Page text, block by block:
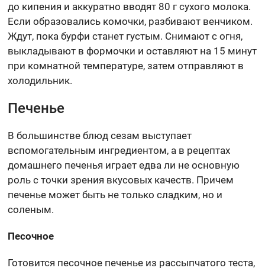
до кипения и аккуратно вводят 80 г сухого молока.
Если образовались комочки, разбивают венчиком.
Ждут, пока бурфи станет густым. Снимают с огня,
выкладывают в формочки и оставляют на 15 минут
при комнатной температуре, затем отправляют в
холодильник.
Печенье
В большинстве блюд сезам выступает
вспомогательным ингредиентом, а в рецептах
домашнего печенья играет едва ли не основную
роль с точки зрения вкусовых качеств. Причем
печенье может быть не только сладким, но и
соленым.
Песочное
Готовится песочное печенье из рассыпчатого теста,